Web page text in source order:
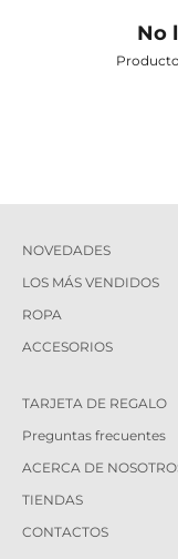
No
NOVEDADES
LOS MÁS VENDIDOS
ROPA
ACCESORIOS
TARJETA DE REGALO
Preguntas frecuentes
ACERCA DE
TIENDAS
CONTACTOS